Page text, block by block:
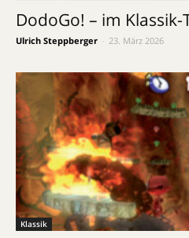
DodoGo! – im Klassik-
Ulrich Steppberger 23. März 2026
Klassik